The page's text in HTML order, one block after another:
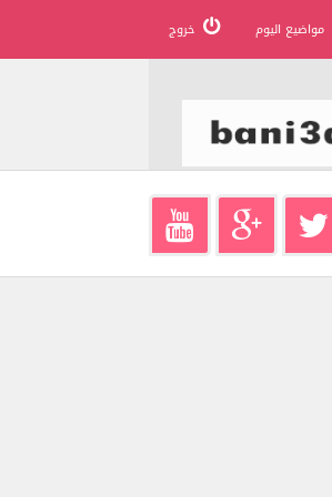
مواضيع اليوم خروج